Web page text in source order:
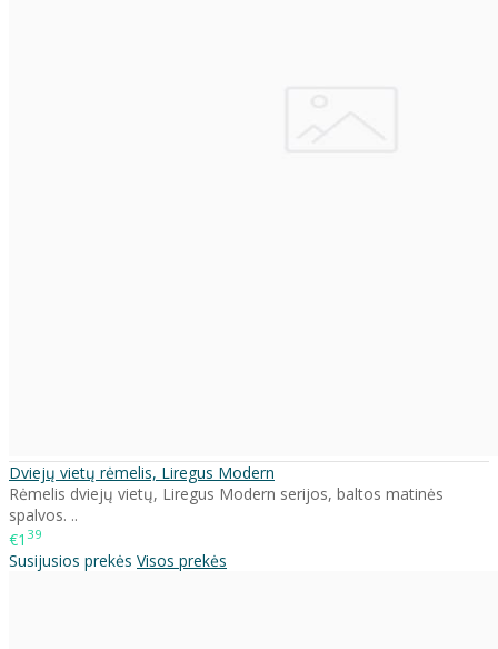
Dviejų vietų rėmelis, Liregus Modern
Rėmelis dviejų vietų, Liregus Modern serijos, baltos matinės
spalvos. ..
€1 39
Susijusios prekės Visos prekės